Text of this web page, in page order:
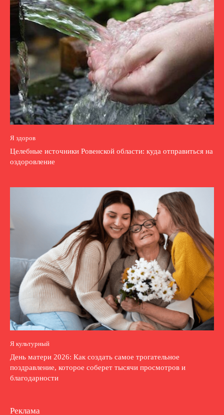
Я здоров
Целебные источники Ровенской области: куда отправиться на
оздоровление
Я культурный
День матери 2026: Как создать самое трогательное
поздравление, которое соберет тысячи просмотров и
благодарности
Реклама